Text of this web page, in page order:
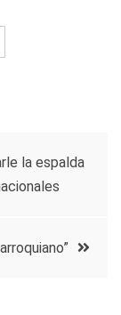
la espalda